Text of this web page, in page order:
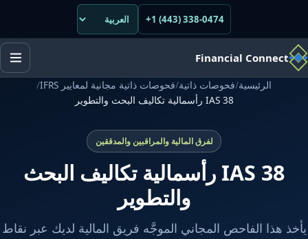
+1 (443) 338-0474
Financial Connect
الرئيسية/فحوصات ذاتية/فحوصات ذاتية مجانية لمعايير IFRS
/
IAS 38 رأسمالية تكاليف البحث والتطوير
لفرق المالية والمراقبين والمدققين
IAS 38 رأسمالية تكاليف البحث
والتطوير
يأخذ هذا الفاحص المجاني الموجَّه فريق المالية لديك عبر نقاط